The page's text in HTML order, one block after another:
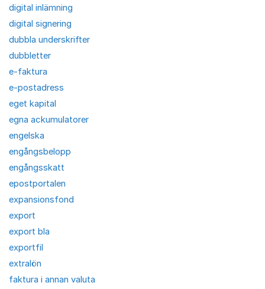
digital inlämning
digital signering
dubbla underskrifter
dubbletter
e-faktura
e-postadress
eget kapital
egna ackumulatorer
engelska
engångsbelopp
engångsskatt
epostportalen
expansionsfond
export
export bla
exportfil
extralön
faktura i annan valuta